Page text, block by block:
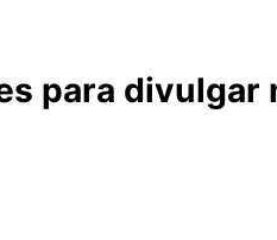
para